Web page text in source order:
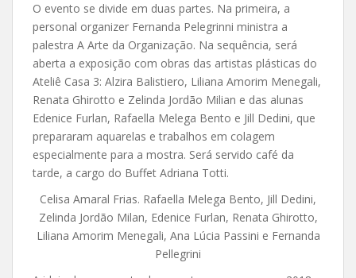
O evento se divide em duas partes. Na primeira, a
personal organizer Fernanda Pelegrinni ministra a
palestra A Arte da Organização. Na sequência, será
aberta a exposição com obras das artistas plásticas do
Ateliê Casa 3: Alzira Balistiero, Liliana Amorim Menegali,
Renata Ghirotto e Zelinda Jordão Milian e das alunas
Edenice Furlan, Rafaella Melega Bento e Jill Dedini, que
prepararam aquarelas e trabalhos em colagem
especialmente para a mostra. Será servido café da
tarde, a cargo do Buffet Adriana Totti.
Celisa Amaral Frias. Rafaella Melega Bento, Jill Dedini,
Zelinda Jordão Milan, Edenice Furlan, Renata Ghirotto,
Liliana Amorim Menegali, Ana Lúcia Passini e Fernanda
Pellegrini